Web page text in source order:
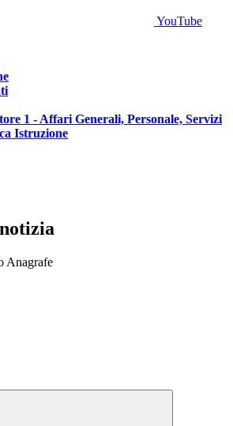
YouTube
1 - Affari Generali, Personale, Servizi
Istruzione
Anagrafe